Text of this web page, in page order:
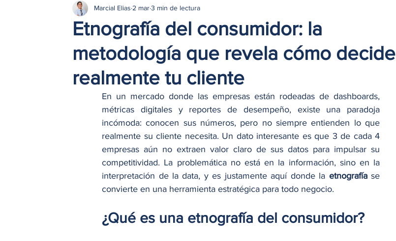
Operaciones Caso de éxito
Etnografía del consumidor: la
metodología que revela cómo decide
realmente tu cliente
Marcial Elias 2 mar3 min de lectura
En un mercado donde las empresas están rodeadas de dashboards,
métricas digitales y reportes de desempeño, existe una paradoja
incómoda: conocen sus números, pero no siempre entienden lo que
realmente su cliente necesita. Un dato interesante es que 3 de cada 4
empresas aún no extraen valor claro de sus datos para impulsar su
competitividad. La problemática no está en la información, sino en la
interpretación de la data, y es justamente aquí donde la etnografía se
convierte en una herramienta estratégica para todo negocio.
¿Qué es una etnografía del consumidor?